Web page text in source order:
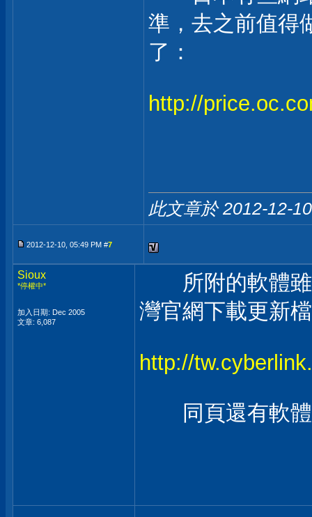
準，去之前值得
了：
http://
此文章於 2012-12-
2012-12-10, 05:49 PM #7
Sioux
*停權中*
加入日期: Dec 2005
文章: 6,087
所附的軟體雖
灣官網下載更新
http://
同頁還有軟體